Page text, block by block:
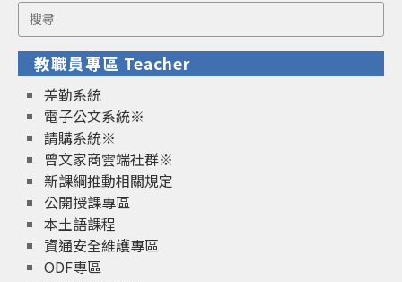
Search
for:
教職員專區 Teacher
差勤系統
電子公文系統※
請購系統※
曾文家商雲端社群※
新課綱推動相關規定
公開授課專區
本土語課程
資通安全維護專區
ODF專區